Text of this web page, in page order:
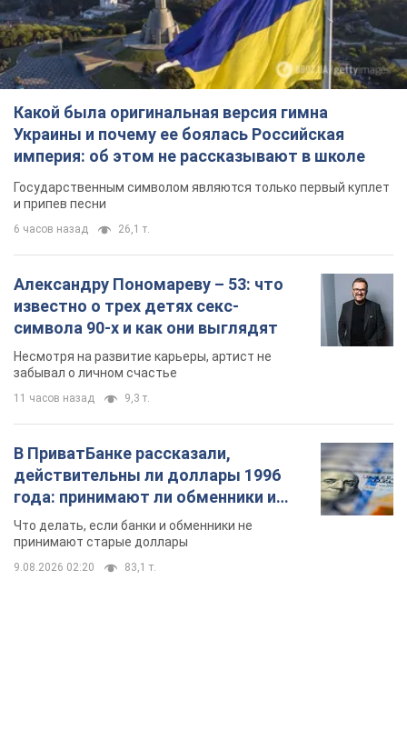
Какой была оригинальная версия гимна
Украины и почему ее боялась Российская
империя: об этом не рассказывают в школе
Государственным символом являются только первый куплет
и припев песни
6 часов назад 26,1 т.
Александру Пономареву – 53: что
известно о трех детях секс-
символа 90-х и как они выглядят
Несмотря на развитие карьеры, артист не
забывал о личном счастье
11 часов назад 9,3 т.
В ПриватБанке рассказали,
действительны ли доллары 1996
года: принимают ли обменники и
банки такие купюры
Что делать, если банки и обменники не
принимают старые доллары
9.08.2026 02:20 83,1 т.